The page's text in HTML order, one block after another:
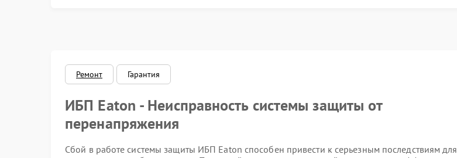
Ремонт Гарантия
ИБП Eaton - Неисправность системы защиты от
перенапряжения
Сбой в работе системы защиты ИБП Eaton способен привести к серьезным последствиям для